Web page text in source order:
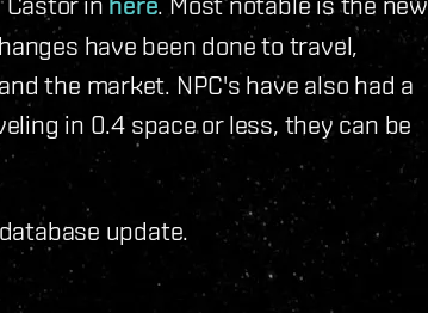
have been done to travel,
the market. NPC's have also had a
in 0.4 space or less, they can be
update.